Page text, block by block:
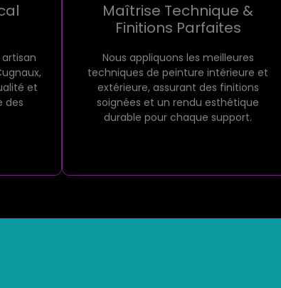
artisan
et
des
Maîtrise Technique &
Finitions Parfaites
Nous appliquons les meilleures
techniques de peinture intérieure et
extérieure, assurant des finitions
soignées et un rendu esthétique
durable pour chaque support.